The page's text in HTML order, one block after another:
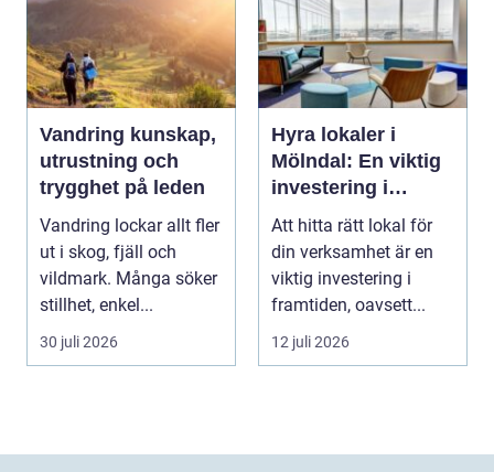
Vandring kunskap,
utrustning och
trygghet på leden
Vandring lockar allt fler
ut i skog, fjäll och
vildmark. Många söker
stillhet, enkel...
30 juli 2026
Hyra lokaler i
Mölndal: En viktig
investering i
framtiden
Att hitta rätt lokal för
din verksamhet är en
viktig investering i
framtiden, oavsett...
12 juli 2026